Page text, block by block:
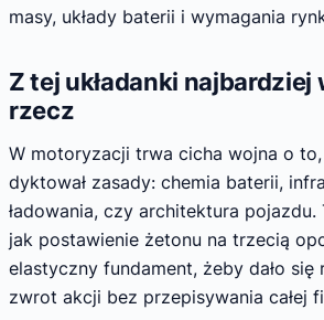
masy, układy baterii i wymagania
Z tej układanki najbardziej
rzecz
W motoryzacji trwa cicha wojna o
dyktował zasady: chemia baterii,
ładowania, czy architektura pojazdu.
jak postawienie żetonu na trzecią
elastyczny fundament, żeby dało
zwrot akcji bez przepisywania całej